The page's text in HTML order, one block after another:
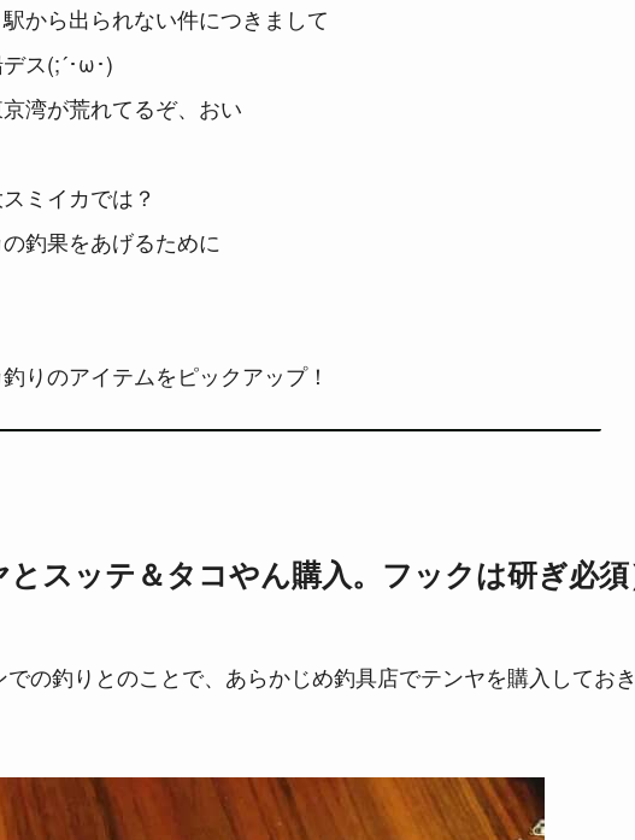
から出られない件につきまして
ス(;´･ω･)
湾が荒れてるぞ、おい
ミイカでは？
釣果をあげるために
りのアイテムをピックアップ！
スッテ＆タコやん購入。フックは研ぎ必
の釣りとのことで、あらかじめ釣具店でテンヤを購入してお